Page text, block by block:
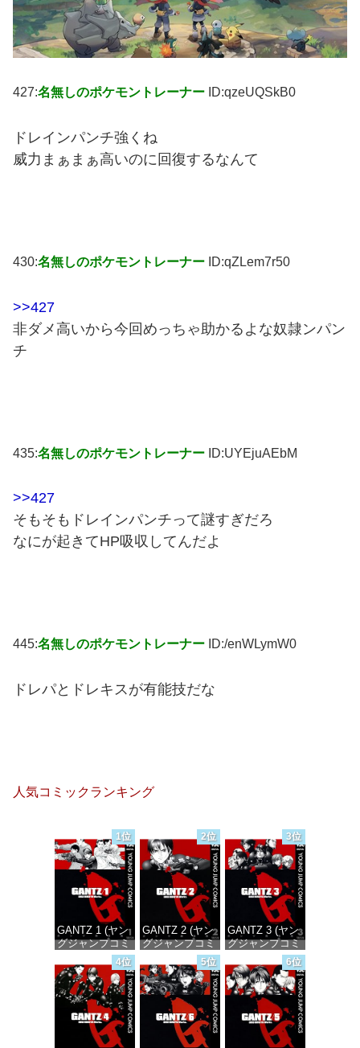
427:名無しのポケモントレーナー ID:qzeUQSkB0
ドレインパンチ強くね
威力まぁまぁ高いのに回復するなんて
430:名無しのポケモントレーナー ID:qZLem7r50
>>427
非ダメ高いから今回めっちゃ助かるよな奴隷ンパン
チ
435:名無しのポケモントレーナー ID:UYEjuAEbM
>>427
そもそもドレインパンチって謎すぎだろ
なにが起きてHP吸収してんだよ
445:名無しのポケモントレーナー ID:/enWLymW0
ドレパとドレキスが有能技だな
人気コミックランキング
1位
GANTZ 1 (ヤン
グジャンプコミ
ックスDIGITAL)
価格：¥100
2位
GANTZ 2 (ヤン
グジャンプコミ
ックスDIGITAL)
価格：¥100
3位
GANTZ 3 (ヤン
グジャンプコミ
ックスDIGITAL)
価格：¥100
4位 5位 6位